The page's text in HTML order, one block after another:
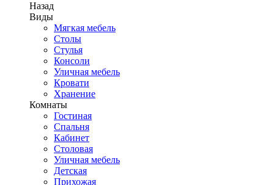
Назад
Виды
Мягкая мебель
Столы
Стулья
Консоли
Уличная мебель
Кровати
Хранение
Комнаты
Гостиная
Спальня
Кабинет
Столовая
Уличная мебель
Детская
Прихожая